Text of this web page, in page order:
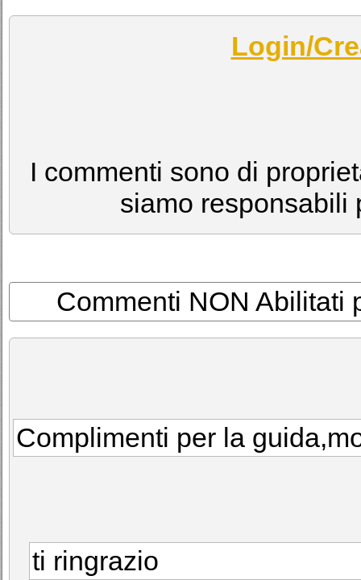
Login/
I commenti sono di
siamo responsabili
Commenti NON Abilitati
Complimenti per la
ti ringrazio